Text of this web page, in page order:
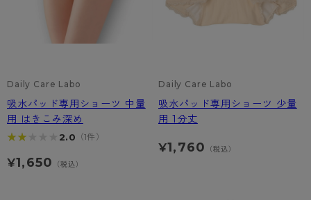
Daily Care Labo
吸水パッド専用ショーツ 中量
用 はきこみ深め
★★★★★
★★★★★ 2.0 （1件）
¥1,650 （税込）
Daily Care Labo
吸水パッド専用ショーツ 少量
用 1分丈
¥1,760 （税込）